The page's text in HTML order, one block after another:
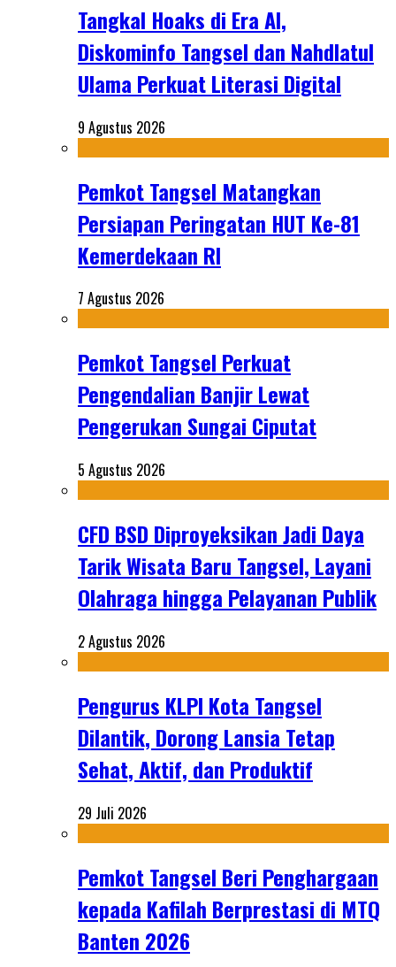
Tangkal Hoaks di Era AI,
Diskominfo Tangsel dan Nahdlatul
Ulama Perkuat Literasi Digital
9 Agustus 2026
Pemkot Tangsel Matangkan
Persiapan Peringatan HUT Ke-81
Kemerdekaan RI
7 Agustus 2026
Pemkot Tangsel Perkuat
Pengendalian Banjir Lewat
Pengerukan Sungai Ciputat
5 Agustus 2026
CFD BSD Diproyeksikan Jadi Daya
Tarik Wisata Baru Tangsel, Layani
Olahraga hingga Pelayanan Publik
2 Agustus 2026
Pengurus KLPI Kota Tangsel
Dilantik, Dorong Lansia Tetap
Sehat, Aktif, dan Produktif
29 Juli 2026
Pemkot Tangsel Beri Penghargaan
kepada Kafilah Berprestasi di MTQ
Banten 2026